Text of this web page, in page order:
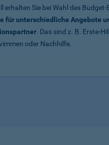
erhalten Sie bei Wahl des
für unterschiedliche Angebote
. Das sind z. B. Erste-
oder Nachhilfe.